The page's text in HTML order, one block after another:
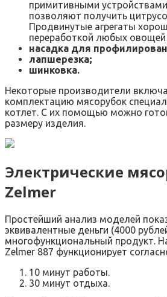
примитивными
позволяют получить
Продвинутые агрегаты
переработкой любых овощей
насадка для
лапшерезка;
шинковка.
Некоторые производители
комплектацию мясорубок
котлет. С их помощью можно
размеру изделия.
Электрические
Zelmer
Простейший анализ моделей
эквивалентные деньги (4000
многофункциональный продукт.
Zelmer 887 функционирует
10 минут работы.
30 минут отдыха.